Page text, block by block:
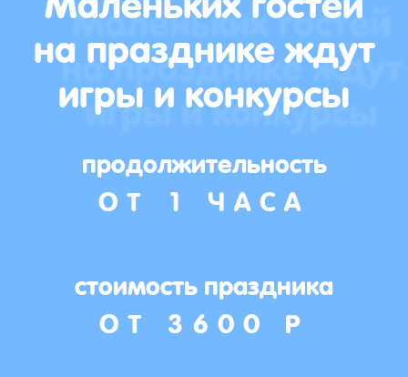
на празднике ждут
игры и конкурсы
продолжительность
ОТ 1 ЧАСА
стоимость праздника
ОТ 3600 Р